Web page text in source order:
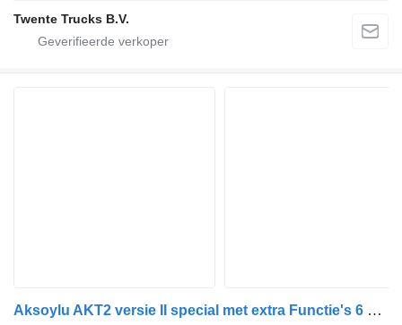
Twente Trucks B.V.
Aksoylu AKT2 versie II special met extra Functie's 6 car-loader Autotran